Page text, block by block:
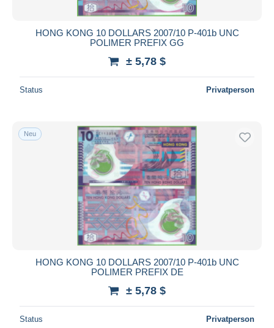
HONG KONG 10 DOLLARS 2007/10 P-401b UNC
POLIMER PREFIX GG
± 5,78 $
Status Privatperson
Neu
HONG KONG 10 DOLLARS 2007/10 P-401b UNC
POLIMER PREFIX DE
± 5,78 $
Status Privatperson